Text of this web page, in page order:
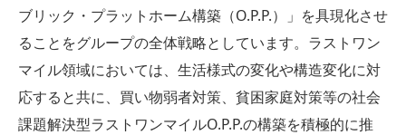
ブリック・プラットホーム構築（O.P.P.）」を具現化させ
ることをグループの全体戦略としています。ラストワン
マイル領域においては、生活様式の変化や構造変化に対
応すると共に、買い物弱者対策、貧困家庭対策等の社会
課題解決型ラストワンマイルO.P.P.の構築を積極的に推